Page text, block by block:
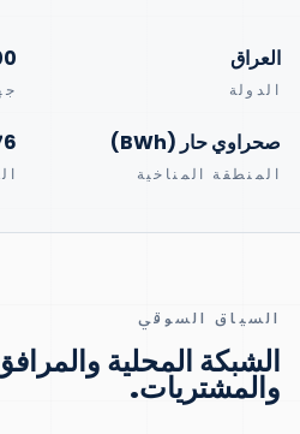
العراق
الدولة
صحراوي حار (BWh)
المنطقة المناخية
السياق السوقي
الشبكة المحلية
والمشتريات.